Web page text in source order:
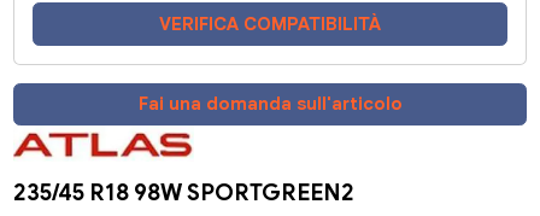
VERIFICA COMPATIBILITÀ
Fai una domanda sull'articolo
235/45 R18 98W SPORTGREEN2